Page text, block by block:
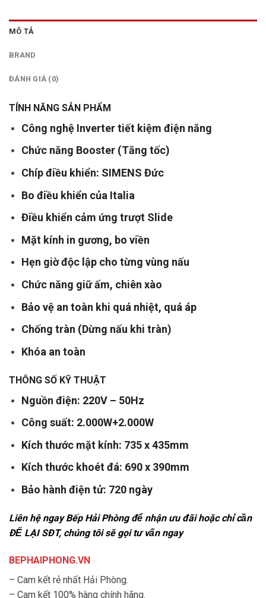
MÔ TẢ
BRAND
ĐÁNH GIÁ (0)
TÍNH NĂNG SẢN PHẨM
Công nghệ Inverter tiết kiệm điện năng
Chức năng Booster (Tăng tốc)
Chíp điều khiển: SIMENS Đức
Bo điều khiển của Italia
Điều khiển cảm ứng trượt Slide
Mặt kính in gương, bo viền
Hẹn giờ độc lập cho từng vùng nấu
Chức năng giữ ấm, chiên xào
Bảo vệ an toàn khi quá nhiệt, quá áp
Chống tràn (Dừng nấu khi tràn)
Khóa an toàn
THÔNG SỐ KỸ THUẬT
Nguồn điện: 220V – 50Hz
Công suất: 2.000W+2.000W
Kích thước mặt kính: 735 x 435mm
Kích thước khoét đá: 690 x 390mm
Bảo hành điện tử: 720 ngày
Liên hệ ngay Bếp Hải Phòng để nhận ưu đãi hoặc chỉ cần
ĐỂ LẠI SĐT, chúng tôi sẽ gọi tư vấn ngay
BEPHAIPHONG.VN
– Cam kết rẻ nhất Hải Phòng.
– Cam kết 100% hàng chính hãng.